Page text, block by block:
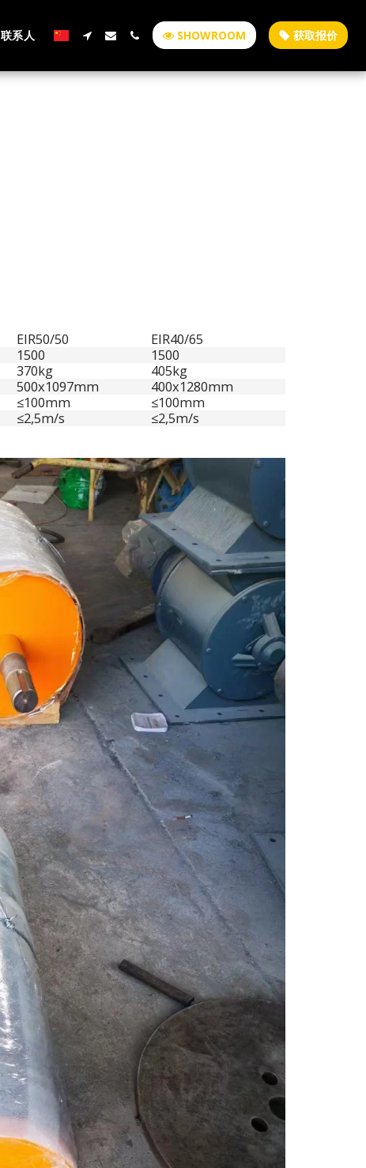
联系人 SHOWROOM 获取报价
EIR50/50
EIR40/65
1500
1500
370kg
405kg
500x1097mm
400x1280mm
≤100mm
≤100mm
≤2,5m/s ≤2,5m/s